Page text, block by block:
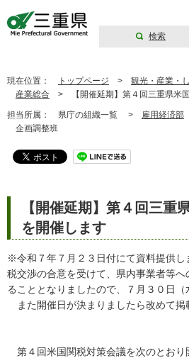
検索
現在位置： トップページ > 観光・産業・
産業総合 > 【開催延期】第４回三重県米
担当所属： 県庁の組織一覧 > 雇用経済部
企画調整班
【開催延期】第４回三重
を開催します
※令和７年７月２３日付にて資料提供し
税交渉の合意を受けて、県内事業者等
ることとなりましたので、７月３０日（
また開催日が決まりましたら改めて掲
第４回米国関税対策会議を次のとおり